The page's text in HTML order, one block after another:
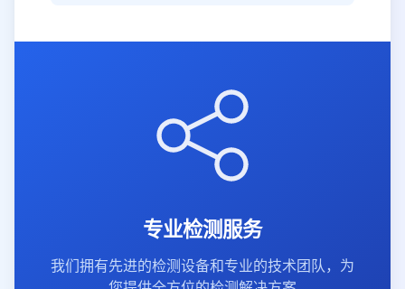
专业检测服务
我们拥有先进的检测设备和专业的技术团队，为